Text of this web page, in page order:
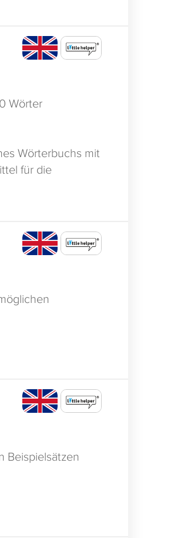
Wörter
Wörterbuchs mit
für die
Churchill und
in
Beispielsätzen